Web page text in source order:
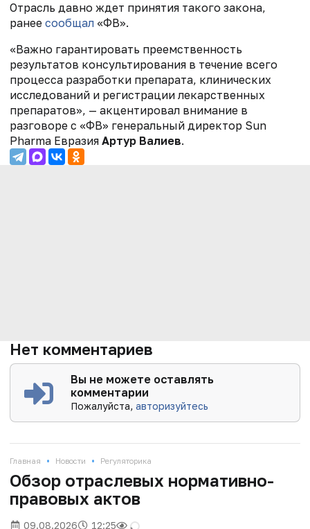
Отрасль давно ждет принятия такого закона,
ранее сообщал «ФВ».
«Важно гарантировать преемственность
результатов консультирования в течение всего
процесса разработки препарата, клинических
исследований и регистрации лекарственных
препаратов», — акцентировал внимание в
разговоре с «ФВ» генеральный директор Sun
Pharma Евразия Артур Валиев.
Нет комментариев
Вы не можете оставлять
комментарии
Пожалуйста,авторизуйтесь
Главная • Новости • Регуляторика
Обзор отраслевых нормативно-
правовых актов
09.08.2026 12:25